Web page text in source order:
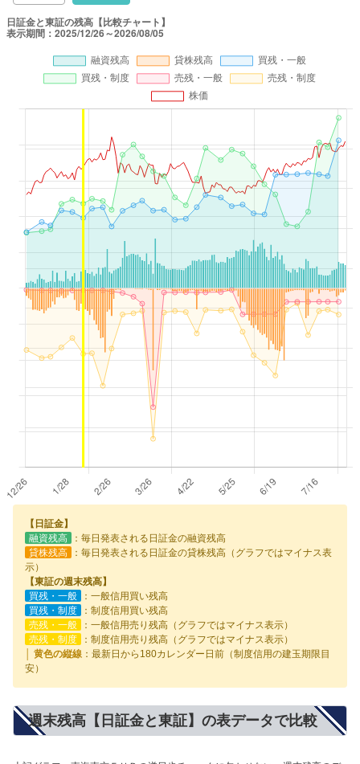
【日証金】
融資残高
：毎日発表される日証金の融資残高
貸株残高
：毎日発表される日証金の貸株残高（グラフではマイナス表
示）
【東証の週末残高】
買残・一般
：一般信用買い残高
買残・制度
：制度信用買い残高
売残・一般
：一般信用売り残高（グラフではマイナス表示）
売残・制度
：制度信用売り残高（グラフではマイナス表示）
│ 黄色の縦線 ：最新日から180カレンダー日前（制度信用の建玉期限目
安）
週末残高【日証金と東証】の表データで比較